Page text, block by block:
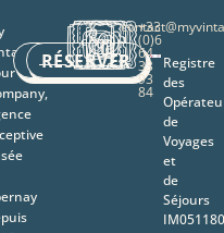
CONTACT
RÉSERVER
+33
(0)6
64
33
93
84
Registre
des
de
Voyages
et
de
Séjours